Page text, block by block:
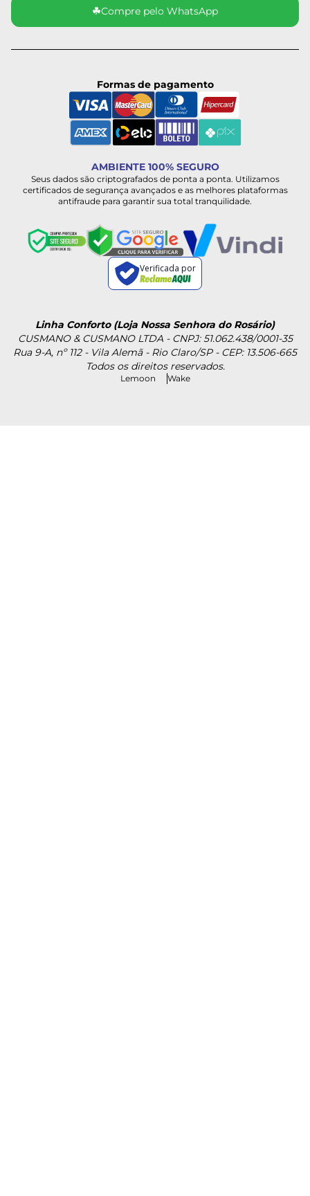
☘Compre pelo WhatsApp
Formas de pagamento
AMBIENTE 100% SEGURO
Seus dados são criptografados de ponta a ponta. Utilizamos
certificados de segurança avançados e as melhores plataformas
antifraude para garantir sua total tranquilidade.
Verificada por
Linha Conforto (Loja Nossa Senhora do Rosário)
CUSMANO & CUSMANO LTDA - CNPJ: 51.062.438/0001-35
Rua 9-A, nº 112 - Vila Alemã - Rio Claro/SP - CEP: 13.506-665
Todos os direitos reservados.
Lemoon Wake